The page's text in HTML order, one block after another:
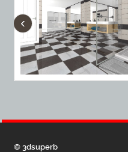
‹
© 3dsuperb